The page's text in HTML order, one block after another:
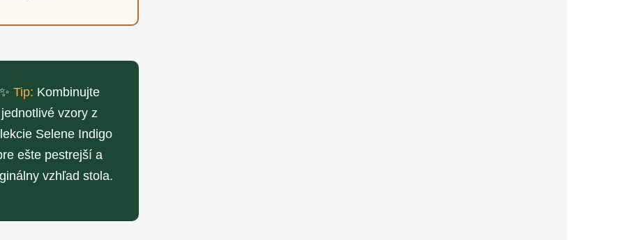
Tip: Kombinujte
jednotlivé vzory z
Selene Indigo
ešte pestrejší a
vzhľad stola.